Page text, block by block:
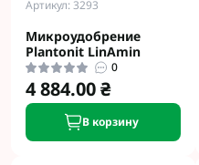
Артикул: 3293
Микроудобрение
Plantonit LinAmin
0
4 884.00 ₴
В корзину